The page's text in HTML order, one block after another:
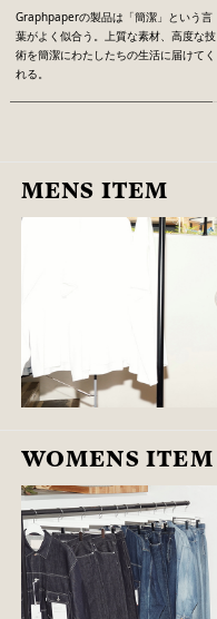
Graphpaperの製品は「簡潔」という言
葉がよく似合う。上質な素材、高度な技
術を簡潔にわたしたちの生活に届けてく
れる。
MENS ITEM
WOMENS ITEM